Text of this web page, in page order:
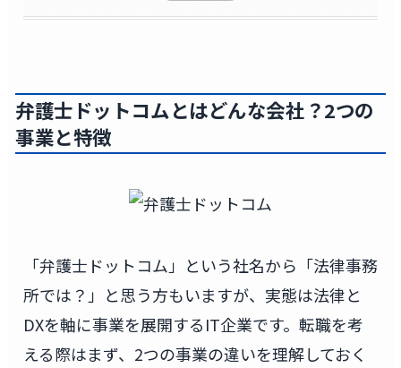
弁護士ドットコムとはどんな会社？2つの
事業と特徴
「弁護士ドットコム」という社名から「法律事務
所では？」と思う方もいますが、実態は法律と
DXを軸に事業を展開するIT企業です。転職を考
える際はまず、2つの事業の違いを理解しておく